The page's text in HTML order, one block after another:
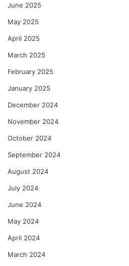
June 2025
May 2025
April 2025
March 2025
February 2025
January 2025
December 2024
November 2024
October 2024
September 2024
August 2024
July 2024
June 2024
May 2024
April 2024
March 2024